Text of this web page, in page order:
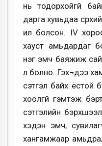
нь тодорхойгүй
дарга хувьдаа
ил болсон. IV
хауст амьдардаг
нэг эмч баяжиж
үл болно. Гэх¬дээ
сэтгэл байх ёстой
хоолгүй гэмтэж
сэтгэлийн
хэдэн эмч,
хангамжаар